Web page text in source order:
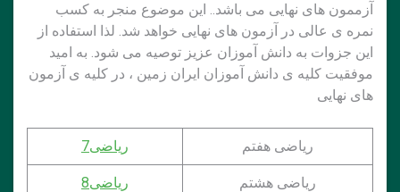
آزممون های نهایی می باشد.. این موضوع منجر به کسب
نمره ی عالی در آزمون های نهایی خواهد شد. لذا استفاده از
این جزوات به دانش آموزان عزیز توصیه می شود. به امید
موفقیت کلیه ی دانش آموزان ایران زمین ، در کلیه ی آزمون
های نهایی
ریاضی هفتم ریاضی7
ریاضی هشتم ریاضی8